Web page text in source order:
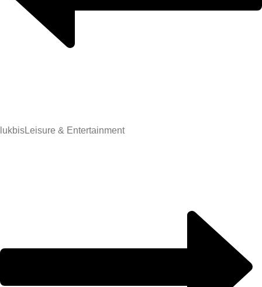
lukbisLeisure & Entertainment